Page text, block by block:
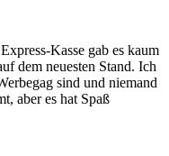
Kasse gab es kaum
dem neuesten Stand. Ich
sind und niemand
aber es hat Spaß